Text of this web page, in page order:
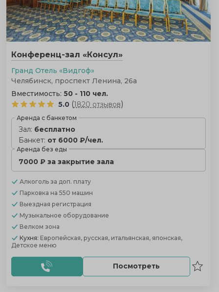
Конференц-зал «Консул»
Гранд Отель «Видгоф»
Челябинск, проспект Ленина, 26а
Вместимость: 50 - 110 чел.
5.0 (1820 отзывов)
Аренда с банкетом
Зал: бесплатно
Банкет: от 6000 ₽/чел.
Аренда без еды
7000 ₽ за закрытие зала
Алкоголь за доп. плату
Парковка на 550 машин
Выездная регистрация
Музыкальное оборудование
Велком зона
Кухня: Европейская, русская, итальянская, японская,
Детское меню
Посмотреть